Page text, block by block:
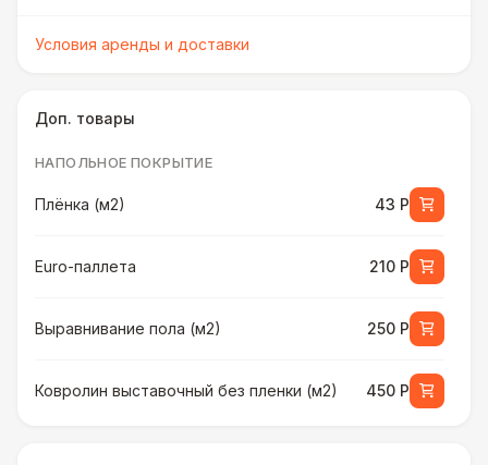
Условия аренды и доставки
Доп. товары
НАПОЛЬНОЕ ПОКРЫТИЕ
Плёнка (м2) 43 Р
Euro-паллета 210 Р
Выравнивание пола (м2) 250 Р
Ковролин выставочный без пленки (м2) 450 Р